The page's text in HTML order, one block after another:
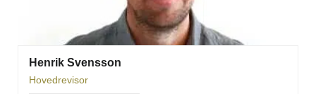
Henrik Svensson
Hovedrevisor